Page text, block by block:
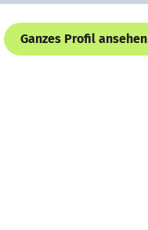
Ganzes Profil ansehen